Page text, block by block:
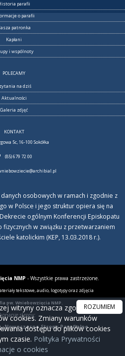
parafii
o parafii
patronka
Kapłani
i wspólnoty
POLECAMY
na dziś
Aktualności
Galeria zdjęć
KONTAKT
5c, 16-100 Sokółka
(85) 679 72 00
osobowych w ramach i zgodnie z
w Polsce i jego struktur opiera się na
ogólnym Konferencji Episkopatu
w związku z przetwarzaniem
katolickim (KEP, 13.03.2018 r.).
NMP - Wszystkie prawa zastrzeżone.
tekstowe, audio, logotypy oraz zdjęcia
pw. Wniebowzięcia NMP.
strony:
Nowoczesne Strony Parafialne
witryny oznacza zgodę na
cookies. Zmiany warunków
dostępu do plików cookies
czasie. Polityka Prywatności
o cookies
ROZUMIEM